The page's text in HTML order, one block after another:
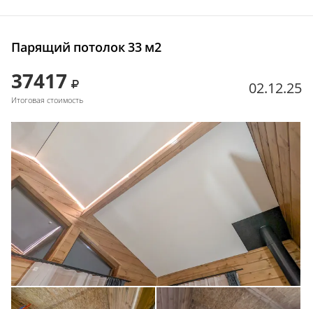
Парящий потолок 33 м2
37417
Итоговая стоимость
02.12.25